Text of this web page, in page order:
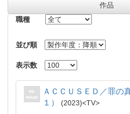
作品
職種
並び順
表示数
ＡＣＣＵＳＥＤ／罪
１）
2023
TV